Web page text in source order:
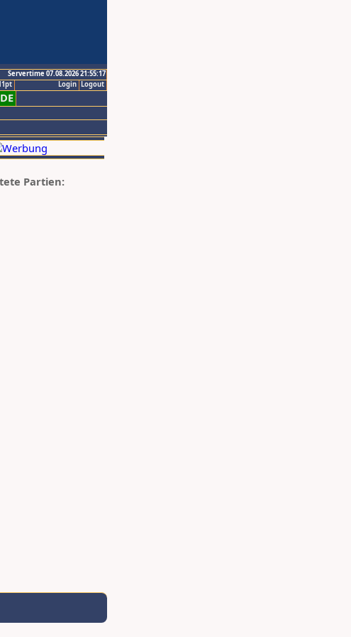
Servertime 07.08.2026 21:55:17
Logout
Login
Partien: